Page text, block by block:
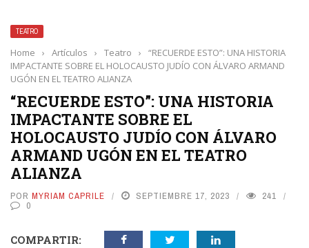
TEATRO
Home › Artículos › Teatro ›
“RECUERDE ESTO”: UNA HISTORIA
IMPACTANTE SOBRE EL HOLOCAUSTO JUDÍO CON ÁLVARO ARMAND
UGÓN EN EL TEATRO ALIANZA
“RECUERDE ESTO”: UNA HISTORIA
IMPACTANTE SOBRE EL
HOLOCAUSTO JUDÍO CON ÁLVARO
ARMAND UGÓN EN EL TEATRO
ALIANZA
POR MYRIAM CAPRILE SEPTIEMBRE 17, 2023
241
0
COMPARTIR: